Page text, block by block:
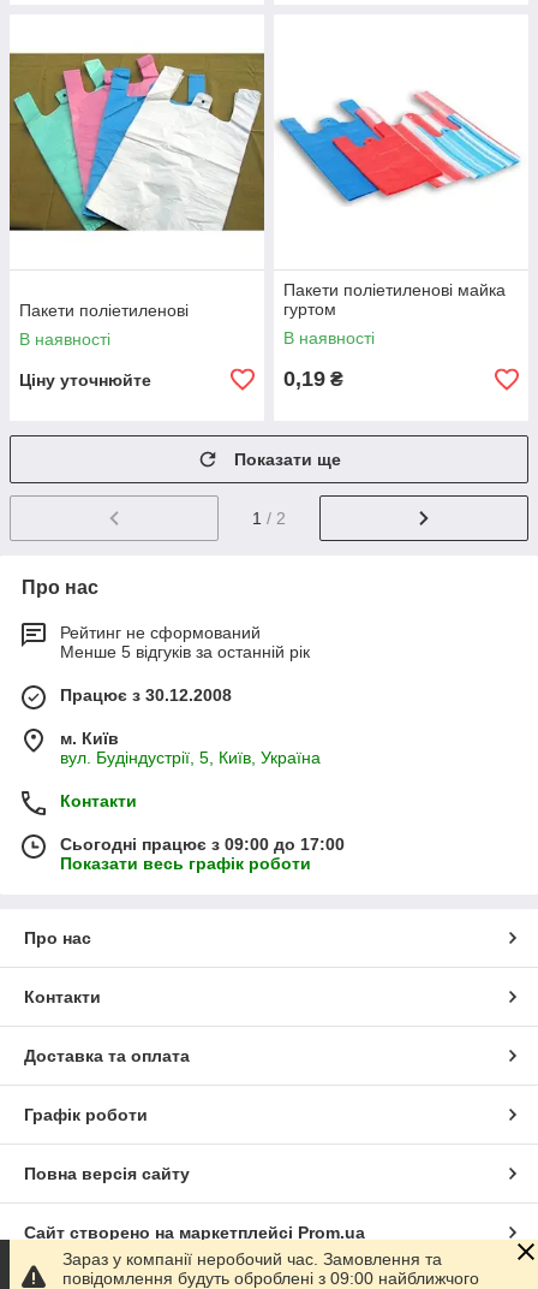
Пакети поліетиленові
В наявності
Ціну уточнюйте
Пакети поліетиленові майка
гуртом
В наявності
0,19 ₴
Показати ще
1 / 2
Про нас
Рейтинг не сформований
Менше 5 відгуків за останній рік
Працює з 30.12.2008
м. Київ
вул. Будіндустрії, 5, Київ, Україна
Контакти
Сьогодні працює з 09:00 до 17:00
Показати весь графік роботи
Про нас
Контакти
Доставка та оплата
Графік роботи
Повна версія сайту
Сайт створено на маркетплейсі Prom.ua
Зараз у компанії неробочий час. Замовлення та
повідомлення будуть оброблені з 09:00 найближчого